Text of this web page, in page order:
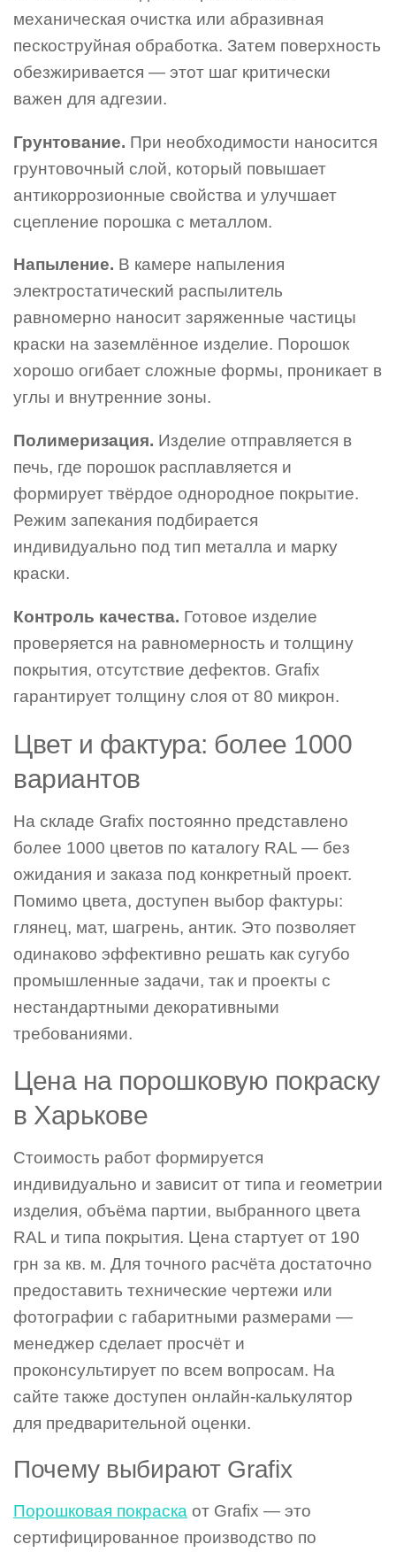
механическая очистка или абразивная
пескоструйная обработка. Затем поверхность
обезжиривается — этот шаг критически
важен для адгезии.
Грунтование. При необходимости наносится
грунтовочный слой, который повышает
антикоррозионные свойства и улучшает
сцепление порошка с металлом.
Напыление. В камере напыления
электростатический распылитель
равномерно наносит заряженные частицы
краски на заземлённое изделие. Порошок
хорошо огибает сложные формы, проникает в
углы и внутренние зоны.
Полимеризация. Изделие отправляется в
печь, где порошок расплавляется и
формирует твёрдое однородное покрытие.
Режим запекания подбирается
индивидуально под тип металла и марку
краски.
Контроль качества. Готовое изделие
проверяется на равномерность и толщину
покрытия, отсутствие дефектов. Grafix
гарантирует толщину слоя от 80 микрон.
Цвет и фактура: более 1000
вариантов
На складе Grafix постоянно представлено
более 1000 цветов по каталогу RAL — без
ожидания и заказа под конкретный проект.
Помимо цвета, доступен выбор фактуры:
глянец, мат, шагрень, антик. Это позволяет
одинаково эффективно решать как сугубо
промышленные задачи, так и проекты с
нестандартными декоративными
требованиями.
Цена на порошковую покраску
в Харькове
Стоимость работ формируется
индивидуально и зависит от типа и геометрии
изделия, объёма партии, выбранного цвета
RAL и типа покрытия. Цена стартует от 190
грн за кв. м. Для точного расчёта достаточно
предоставить технические чертежи или
фотографии с габаритными размерами —
менеджер сделает просчёт и
проконсультирует по всем вопросам. На
сайте также доступен онлайн-калькулятор
для предварительной оценки.
Почему выбирают Grafix
Порошковая покраска от Grafix — это
сертифицированное производство по